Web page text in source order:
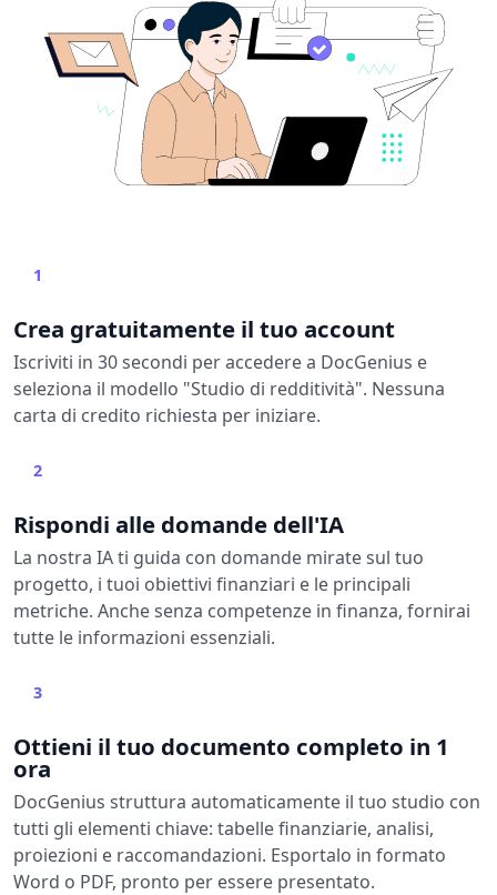
1
Crea gratuitamente il tuo account
Iscriviti in 30 secondi per accedere a DocGenius e
seleziona il modello "Studio di redditività". Nessuna
carta di credito richiesta per iniziare.
2
Rispondi alle domande dell'IA
La nostra IA ti guida con domande mirate sul tuo
progetto, i tuoi obiettivi finanziari e le principali
metriche. Anche senza competenze in finanza, fornirai
tutte le informazioni essenziali.
3
Ottieni il tuo documento completo in 1
ora
DocGenius struttura automaticamente il tuo studio con
tutti gli elementi chiave: tabelle finanziarie, analisi,
proiezioni e raccomandazioni. Esportalo in formato
Word o PDF, pronto per essere presentato.